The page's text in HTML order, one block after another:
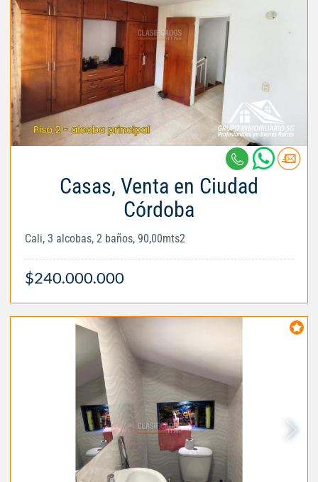
Casas, Venta en Ciudad
Córdoba
Cali, 3 alcobas, 2 baños, 90,00mts2
$240.000.000